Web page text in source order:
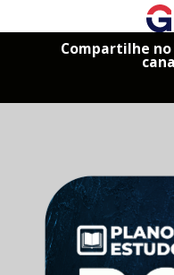
Compartilhe no